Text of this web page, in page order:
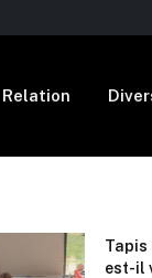
Relation
Tapis
est-il